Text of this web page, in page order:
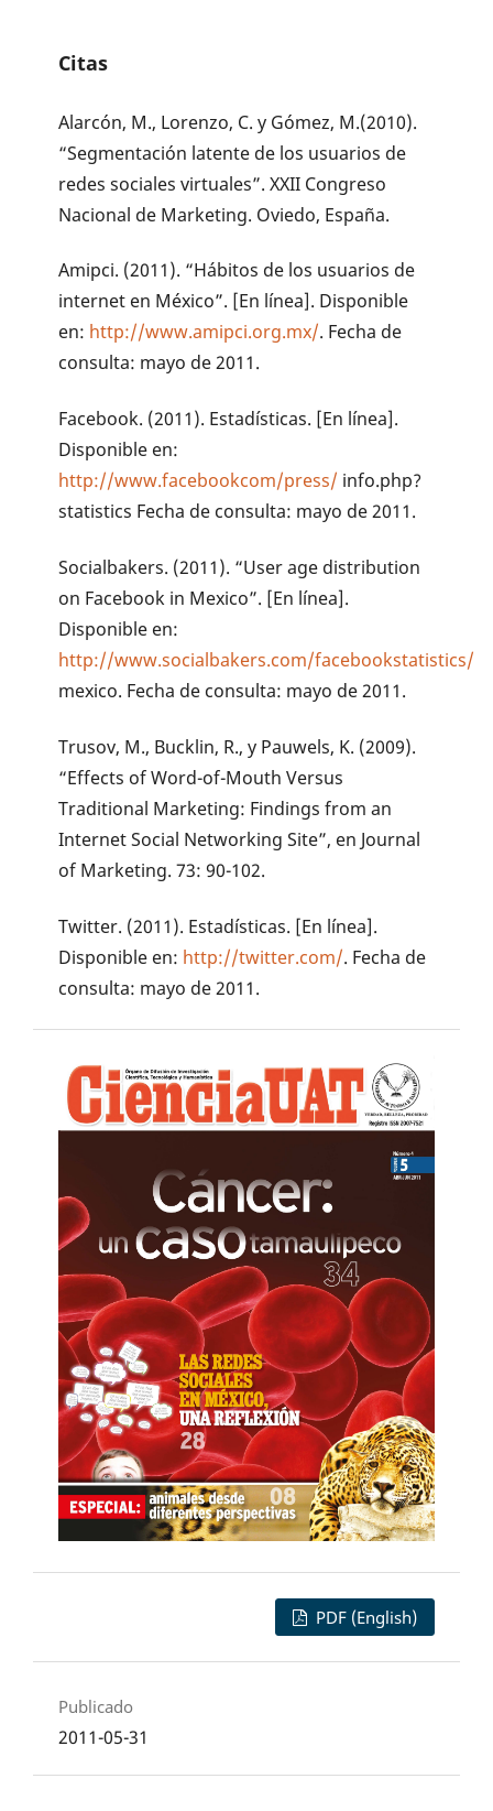
Citas
Alarcón, M., Lorenzo, C. y Gómez, M.(2010).
“Segmentación latente de los usuarios de
redes sociales virtuales”. XXII Congreso
Nacional de Marketing. Oviedo, España.
Amipci. (2011). “Hábitos de los usuarios de
internet en México”. [En línea]. Disponible
en: http://www.amipci.org.mx/. Fecha de
consulta: mayo de 2011.
Facebook. (2011). Estadísticas. [En línea].
Disponible en:
http://www.facebookcom/press/ info.php?
statistics Fecha de consulta: mayo de 2011.
Socialbakers. (2011). “User age distribution
on Facebook in Mexico”. [En línea].
Disponible en:
http://www.socialbakers.com/facebookstatistics/
mexico. Fecha de consulta: mayo de 2011.
Trusov, M., Bucklin, R., y Pauwels, K. (2009).
“Effects of Word-of-Mouth Versus
Traditional Marketing: Findings from an
Internet Social Networking Site”, en Journal
of Marketing. 73: 90-102.
Twitter. (2011). Estadísticas. [En línea].
Disponible en: http://twitter.com/. Fecha de
consulta: mayo de 2011.
PDF (English)
Publicado
2011-05-31